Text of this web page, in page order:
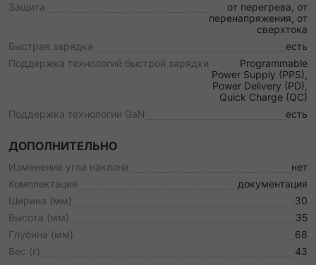
Защита
от перегрева, от
перенапряжения, от
сверхтока
Быстрая зарядка
есть
Поддержка технологий быстрой зарядки
Programmable
Power Supply (PPS),
Power Delivery (PD),
Quick Charge (QC)
Поддержка технологии GaN
есть
ДОПОЛНИТЕЛЬНО
Изменение угла наклона
нет
Комплектация
документация
Ширина (мм)
30
Высота (мм)
35
Глубина (мм)
68
Вес (г)
43